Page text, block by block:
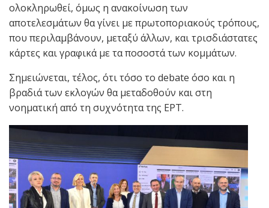
ολοκληρωθεί, όμως η ανακοίνωση των
αποτελεσμάτων θα γίνει με πρωτοποριακούς τρόπους,
που περιλαμβάνουν, μεταξύ άλλων, και τρισδιάστατες
κάρτες και γραφικά με τα ποσοστά των κομμάτων.
Σημειώνεται, τέλος, ότι τόσο το debate όσο και η
βραδιά των εκλογών θα μεταδοθούν και στη
νοηματική από τη συχνότητα της ΕΡΤ.